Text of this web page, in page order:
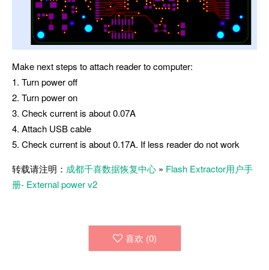
Make next steps to attach reader to computer:
1. Turn power off
2. Turn power on
3. Check current is about 0.07A
4. Attach USB cable
5. Check current is about 0.17A. If less reader do not work
转载请注明： 成都千喜数据恢复中心 » Flash Extractor用户手
册- External power v2
喜欢 (0)